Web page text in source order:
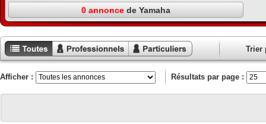
0 annonce de Yamaha
Toutes les
annonces
Annonces
professionnels
Annonces
particuliers
Trier
Afficher : Résultats par page :